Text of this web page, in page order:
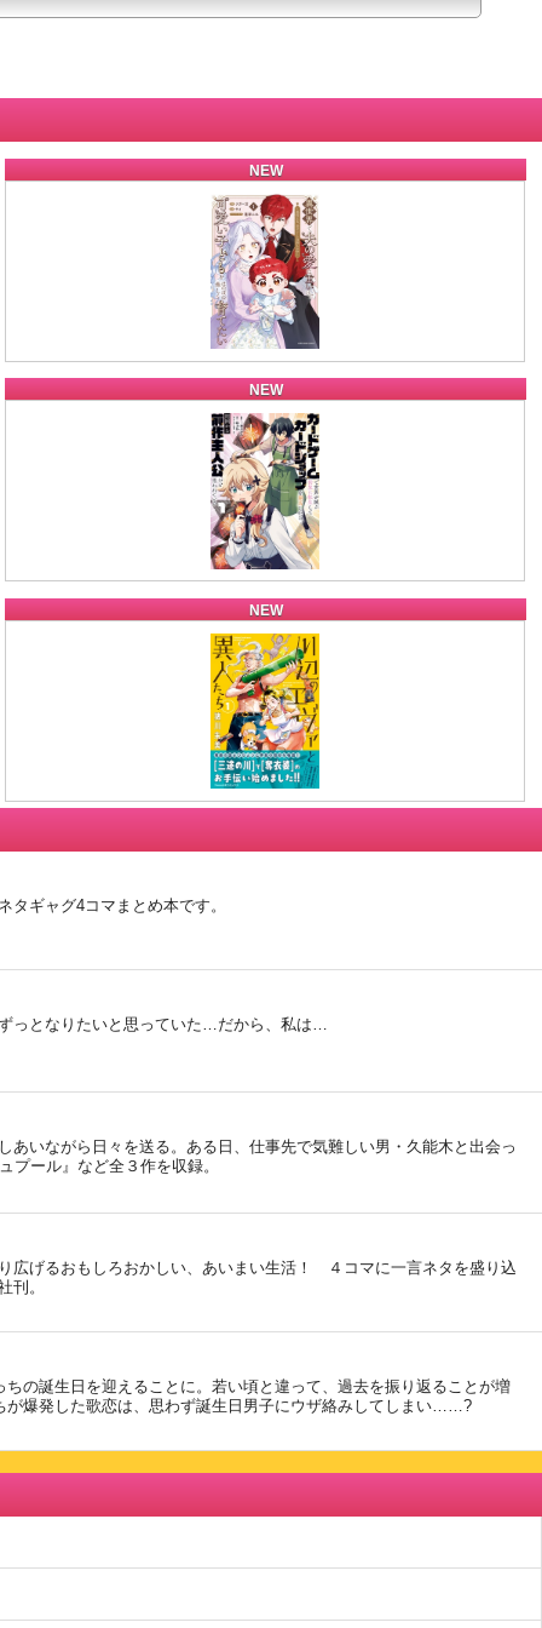
NEW
NEW
NEW
ギャグ4コマまとめ本です。
っとなりたいと思っていた…だから、私は…
いながら日々を送る。ある日、仕事先で気難しい男・久能木と出会っ
ール』など全３作を収録。
広げるおもしろおかしい、あいまい生活！ ４コマに一言ネタを盛り込
刊。
の誕生日を迎えることに。若い頃と違って、過去を振り返ることが増
が爆発した歌恋は、思わず誕生日男子にウザ絡みしてしまい……?